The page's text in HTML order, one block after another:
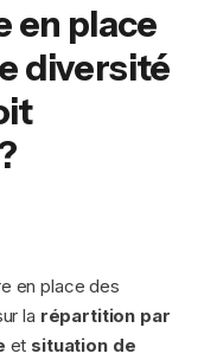
en place
diversité
en place des
la répartition par
et situation de